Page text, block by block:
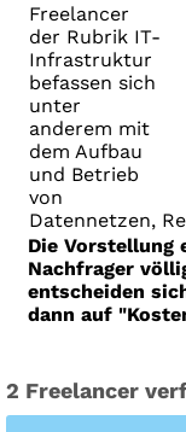
Freelancer
der Rubrik IT-
Infrastruktur
befassen sich
unter
anderem mit
dem Aufbau
und Betrieb
von
Datennetzen,
Die Vorstellung
Nachfrager
entscheiden
dann auf
2 Freelancer